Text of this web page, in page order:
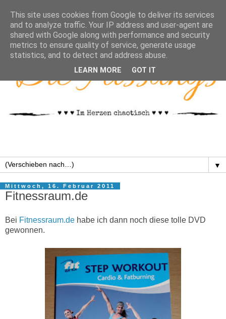
▼
Mittwoch, 16. Februar 2011
Fitnessraum.de
Bei Fitnessraum.de habe ich dann noch diese tolle DVD
gewonnen.
This site uses cookies from Google to deliver its services
and to analyze traffic. Your IP address and user-agent are
shared with Google along with performance and security
metrics to ensure quality of service, generate usage
statistics, and to detect and address abuse.
LEARN MORE GOT IT